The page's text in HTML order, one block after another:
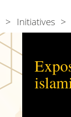
Initiatives